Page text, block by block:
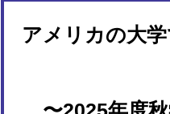
アメリカの大